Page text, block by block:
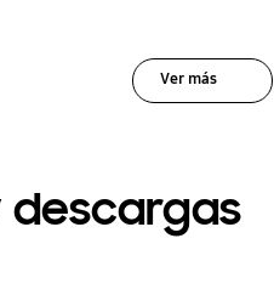
Ver más
descargas